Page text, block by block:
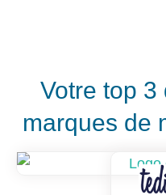
Votre top 3
marques de